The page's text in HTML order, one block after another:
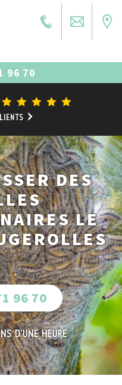
96 70
DES
LE
96 70
D'UNE HEURE